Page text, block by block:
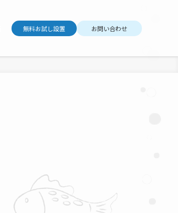
無料お試し設置 お問い合わせ